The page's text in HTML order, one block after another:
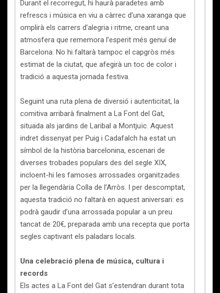
Durant el recorregut, hi haurà paradetes amb
refrescs i música en viu a càrrec d’una xaranga que
omplirà els carrers d’alegria i ritme, creant una
atmosfera que rememora l’esperit més genuí de
Barcelona. No hi faltarà tampoc el capgròs més
estimat de la ciutat, que afegirà un toc de color i
tradició a aquesta jornada festiva.
Seguint una ruta plena de diversió i autenticitat, la
comitiva arribarà finalment a La Font del Gat,
situada als jardins de Laribal a Montjuïc. Aquest
indret dissenyat per Puig i Cadafalch ha estat un
símbol de la història barcelonina, escenari de
diverses trobades populars des del segle XIX,
incloent-hi les famoses arrossades organitzades
per la llegendària Colla de l’Arròs. I per descomptat,
aquesta tradició no faltarà en aquest aniversari: es
podrà gaudir d’una arrossada popular a un preu
tancat de 20€, preparada amb una recepta que porta
segles captivant els paladars locals.
Una celebració plena de música, cultura i
records
Els actes a La Font del Gat s’estendran durant tota